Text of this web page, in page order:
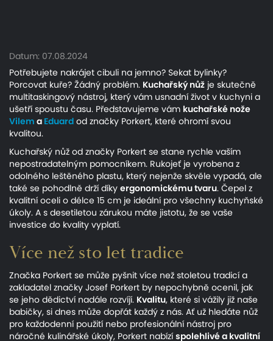
Datum: 07.08.2024
Potřebujete nakrájet cibuli na jemno? Sekat bylinky?
Porcovat kuře? Žádný problém. Kuchařský nůž je skutečně
multitaskingový nástroj, který vám usnadní život v kuchyni a
ušetří spoustu času. Představujeme vám kuchařské nože
Vilem a Eduard od značky Porkert, které ohromí svou
kvalitou.
Kuchařský nůž od značky Porkert se stane rychle vaším
nepostradatelným pomocníkem. Rukojeť je vyrobena z
odolného leštěného plastu, který nejenže skvěle vypadá, ale
také se pohodlně drží díky ergonomickému tvaru. Čepel z
kvalitní oceli o délce 15 cm je ideální pro všechny kuchyňské
úkoly. A s desetiletou zárukou máte jistotu, že se vaše
investice do kvality vyplatí.
Více než sto let tradice
Značka Porkert se může pyšnit více než stoletou tradicí a
zakladatel značky Josef Porkert by nepochybně ocenil, jak
se jeho dědictví nadále rozvíjí. Kvalitu, které si vážily již naše
babičky, si dnes může dopřát každý z nás. Ať už hledáte nůž
pro každodenní použití nebo profesionální nástroj pro
náročné kulinářské úkoly, Porkert nabízí spolehlivé a kvalitní